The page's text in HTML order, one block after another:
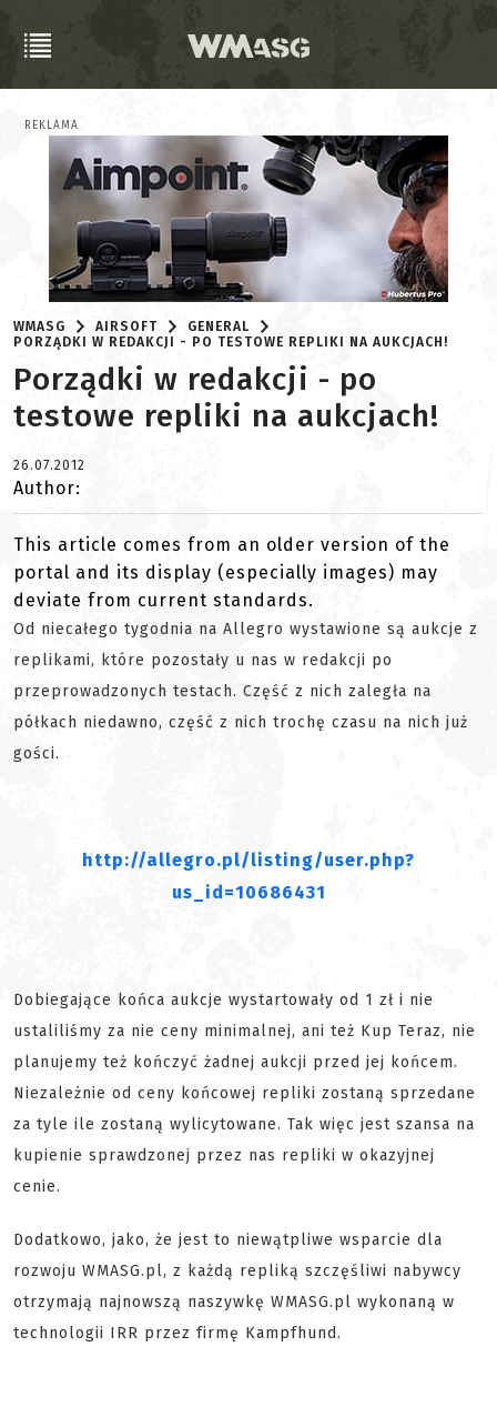
REKLAMA
WMASG AIRSOFT
GENERAL
PORZĄDKI W REDAKCJI - PO TESTOWE REPLIKI NA AUKCJACH!
Porządki w redakcji - po
testowe repliki na aukcjach!
26.07.2012
Author:
This article comes from an older version of the
portal and its display (especially images) may
deviate from current standards.
Od niecałego tygodnia na Allegro wystawione są aukcje z
replikami, które pozostały u nas w redakcji po
przeprowadzonych testach. Część z nich zaległa na
półkach niedawno, część z nich trochę czasu na nich już
gości.
http://allegro.pl/listing/user.php?
us_id=10686431
Dobiegające końca aukcje wystartowały od 1 zł i nie
ustaliliśmy za nie ceny minimalnej, ani też Kup Teraz, nie
planujemy też kończyć żadnej aukcji przed jej końcem.
Niezależnie od ceny końcowej repliki zostaną sprzedane
za tyle ile zostaną wylicytowane. Tak więc jest szansa na
kupienie sprawdzonej przez nas repliki w okazyjnej
cenie.
Dodatkowo, jako, że jest to niewątpliwe wsparcie dla
rozwoju WMASG.pl, z każdą repliką szczęśliwi nabywcy
otrzymają najnowszą naszywkę WMASG.pl wykonaną w
technologii IRR przez firmę Kampfhund.